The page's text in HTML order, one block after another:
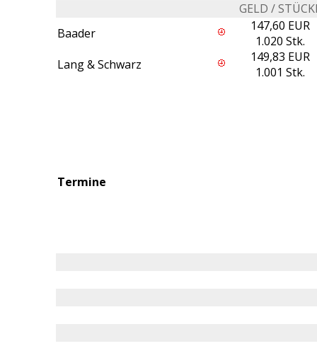
GELD /
Baader
147,60 EUR
1.020 Stk.
Lang & Schwarz
149,83 EUR
1.001 Stk.
Termine